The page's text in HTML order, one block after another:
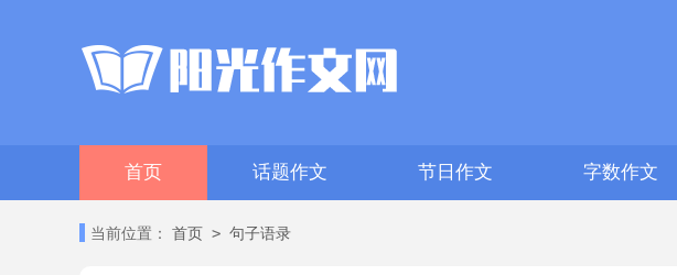
首页 话题作文 节日作文 字数作文
当前位置： 首页 > 句子语录